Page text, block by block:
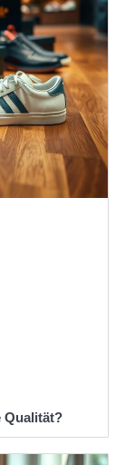
Qualität?